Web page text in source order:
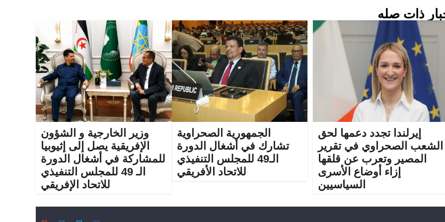
ذات صله
إيرلندا تجدد دعمها لحق
الشعب الصحراوي في تقرير
المصير وتعرب عن قلقها
إزاء أوضاع الأسرى
السياسيين
الجمهورية الصحراوية
تشارك في أشغال الدورة
الـ49 للمجلس التنفيذي
للاتحاد الأفريقي
وزير الخارجية و الشؤون
الإفريقية يصل إلى إثيوبيا
للمشاركة في أشغال الدورة
الـ 49 للمجلس التنفيذي
للاتحاد الإفريقي